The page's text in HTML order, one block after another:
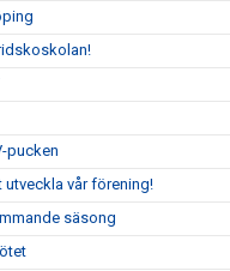
pucken
utveckla vår förening!
säsong